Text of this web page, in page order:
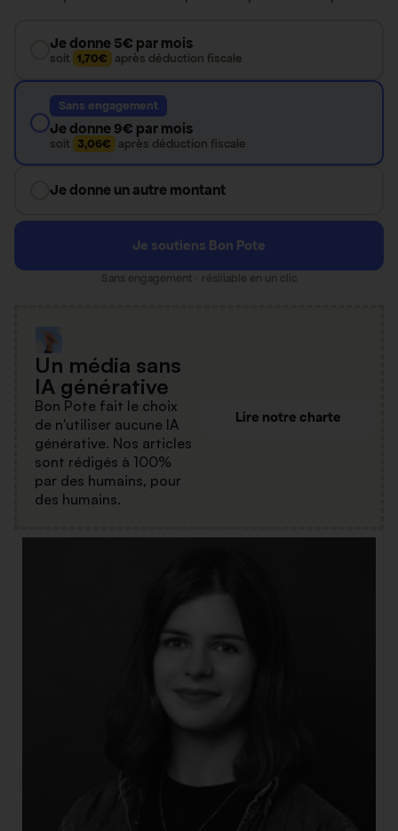
Je donne 5€ par mois
soit 1,70€ après déduction fiscale
Sans engagement
Je donne 9€ par mois
soit 3,06€ après déduction fiscale
Je donne un autre montant
Je soutiens Bon Pote
Sans engagement · résiliable en un clic
Un média sans
IA générative
Bon Pote fait le choix
de n'utiliser aucune IA
générative. Nos articles
sont rédigés à 100%
par des humains, pour
des humains.
Lire notre charte